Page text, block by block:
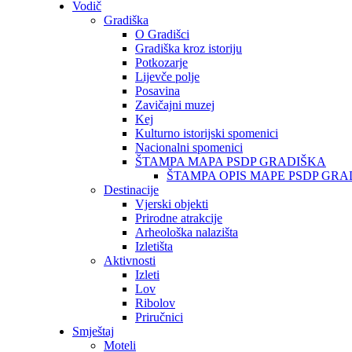
Vodič
Gradiška
O Gradišci
Gradiška kroz istoriju
Potkozarje
Lijevče polje
Posavina
Zavičajni muzej
Kej
Kulturno istorijski spomenici
Nacionalni spomenici
ŠTAMPA MAPA PSDP GRADIŠKA
ŠTAMPA OPIS MAPE PSDP
Destinacije
Vjerski objekti
Prirodne atrakcije
Arheološka nalazišta
Izletišta
Aktivnosti
Izleti
Lov
Ribolov
Priručnici
Smještaj
Moteli